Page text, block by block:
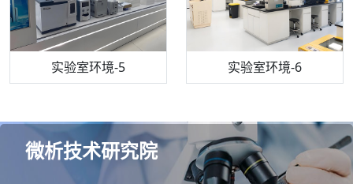
实验室环境-5 实验室环境-6
机构质检技术员-5 机构质检技术员-6
气相色谱仪 万能力学试验仪
微析技术研究院